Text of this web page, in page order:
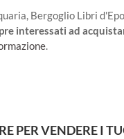
Bergoglio Libri
interessati ad
.
PER VENDERE I